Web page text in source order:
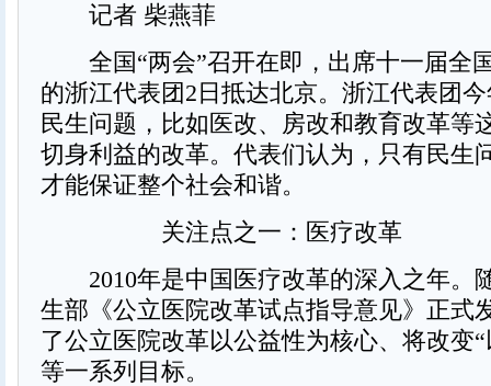
记者 柴燕菲
全国“两会”召开在即，出席十一届全
的浙江代表团2日抵达北京。浙江代表团
民生问题，比如医改、房改和教育改革等
切身利益的改革。代表们认为，只有民生
才能保证整个社会和谐。
关注点之一：医疗改革
2010年是中国医疗改革的深入之年。
生部《公立医院改革试点指导意见》正式
了公立医院改革以公益性为核心、将改变
等一系列目标。